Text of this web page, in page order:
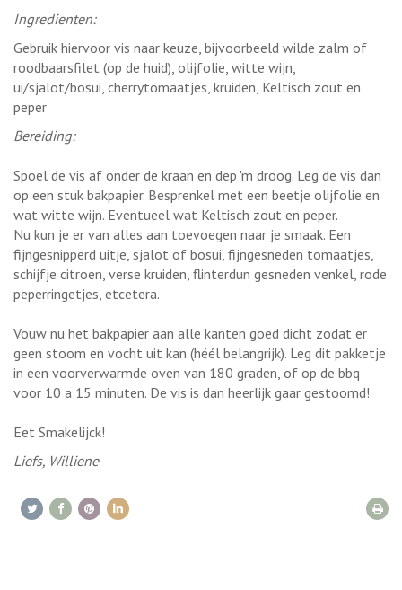
Ingredienten:
Gebruik hiervoor vis naar keuze, bijvoorbeeld wilde zalm of
roodbaarsfilet (op de huid), olijfolie, witte wijn,
ui/sjalot/bosui, cherrytomaatjes, kruiden, Keltisch zout en
peper
Bereiding:
Spoel de vis af onder de kraan en dep 'm droog. Leg de vis dan
op een stuk bakpapier. Besprenkel met een beetje olijfolie en
wat witte wijn. Eventueel wat Keltisch zout en peper.
Nu kun je er van alles aan toevoegen naar je smaak. Een
fijngesnipperd uitje, sjalot of bosui, fijngesneden tomaatjes,
schijfje citroen, verse kruiden, flinterdun gesneden venkel, rode
peperringetjes, etcetera.
Vouw nu het bakpapier aan alle kanten goed dicht zodat er
geen stoom en vocht uit kan (héél belangrijk). Leg dit pakketje
in een voorverwarmde oven van 180 graden, of op de bbq
voor 10 a 15 minuten. De vis is dan heerlijk gaar gestoomd!
Eet Smakelijck!
Liefs, Williene